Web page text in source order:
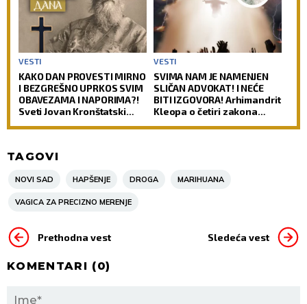
VESTI
KAKO DAN PROVESTI MIRNO
I BEZGREŠNO UPRKOS SVIM
OBAVEZAMA I NAPORIMA?!
Sveti Jovan Kronštatski
kaže da je potrebo uraditi
VESTI
SVIMA NAM JE NAMENJEN
SLIČAN ADVOKAT! I NEĆE
BITI IZGOVORA! Arhimandrit
Kleopa o četiri zakona
prema kojima će Hristos
TAGOVI
NOVI SAD HAPŠENJE DROGA MARIHUANA
VAGICA ZA PRECIZNO MERENJE
Prethodna vest Sledeća vest
KOMENTARI (0)